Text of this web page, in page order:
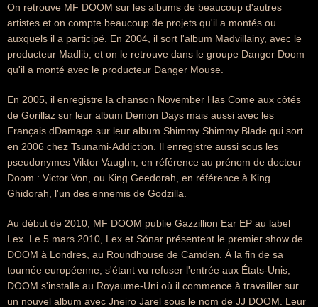
On retrouve MF DOOM sur les albums de beaucoup d'autres
artistes et on compte beaucoup de projets qu'il a montés ou
auxquels il a participé. En 2004, il sort l'album Madvillainy, avec le
producteur Madlib, et on le retrouve dans le groupe Danger Doom
qu'il a monté avec le producteur Danger Mouse.
En 2005, il enregistre la chanson November Has Come aux côtés
de Gorillaz sur leur album Demon Days mais aussi avec les
Français dDamage sur leur album Shimmy Shimmy Blade qui sort
en 2006 chez Tsunami-Addiction. Il enregistre aussi sous les
pseudonymes Viktor Vaughn, en référence au prénom de docteur
Doom : Victor Von, ou King Geedorah, en référence à King
Ghidorah, l'un des ennemis de Godzilla.
Au début de 2010, MF DOOM publie Gazzillion Ear EP au label
Lex. Le 5 mars 2010, Lex et Sónar présentent le premier show de
DOOM à Londres, au Roundhouse de Camden. À la fin de sa
tournée européenne, s'étant vu refuser l'entrée aux États-Unis,
DOOM s'installe au Royaume-Uni où il commence à travailler sur
un nouvel album avec Jneiro Jarel sous le nom de JJ DOOM. Leur